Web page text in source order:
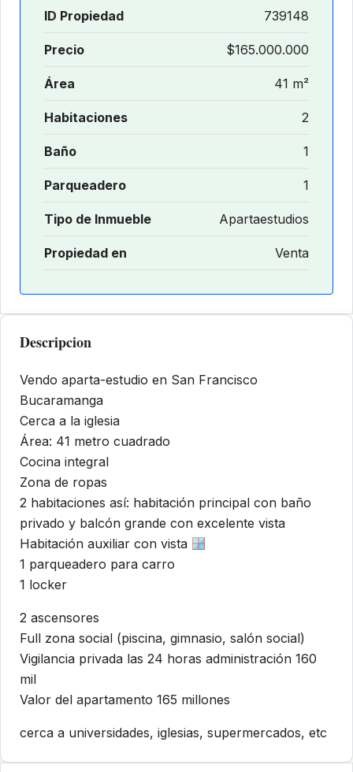
ID Propiedad 739148
Precio $165.000.000
Área 41 m²
Habitaciones 2
Baño 1
Parqueadero 1
Tipo de Inmueble Apartaestudios
Propiedad en Venta
Descripcion
Vendo aparta-estudio en San Francisco
Bucaramanga
Cerca a la iglesia
Área: 41 metro cuadrado
Cocina integral
Zona de ropas
2 habitaciones así: habitación principal con baño
privado y balcón grande con excelente vista
Habitación auxiliar con vista
1 parqueadero para carro
1 locker
2 ascensores
Full zona social (piscina, gimnasio, salón social)
Vigilancia privada las 24 horas administración 160
mil
Valor del apartamento 165 millones
cerca a universidades, iglesias, supermercados, etc